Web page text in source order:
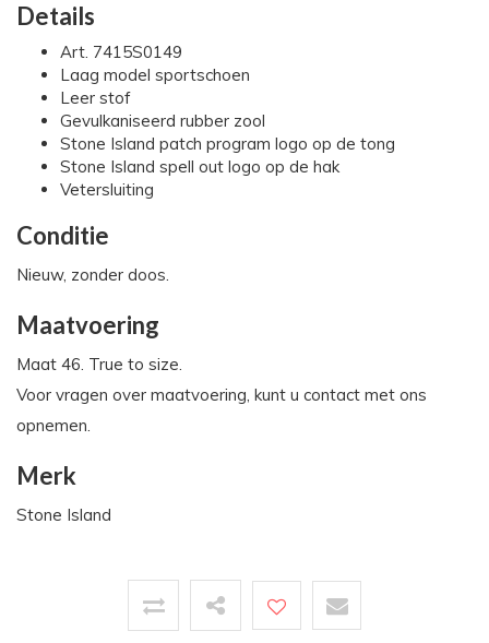
Details
Art. 7415S0149
Laag model sportschoen
Leer stof
Gevulkaniseerd rubber zool
Stone Island patch program logo op de tong
Stone Island spell out logo op de hak
Vetersluiting
Conditie
Nieuw, zonder doos.
Maatvoering
Maat 46. True to size.
Voor vragen over maatvoering, kunt u contact met ons
opnemen.
Merk
Stone Island